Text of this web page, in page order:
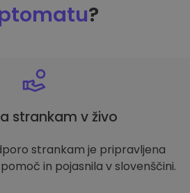
?
strankam v živo
strankam je pripravljena
in pojasnila v slovenščini.